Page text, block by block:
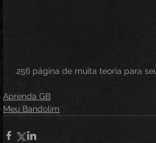
256 página de muita teoria para
Aprenda GB
Meu Bandolim